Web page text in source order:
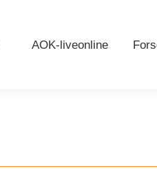
AOK-liveonline